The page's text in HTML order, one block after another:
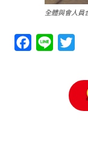
全體與會人員
Facebook
Line